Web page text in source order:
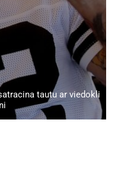
tautu ar viedokli